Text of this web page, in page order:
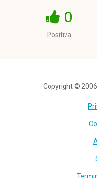
0
Positiva
Copyright ©